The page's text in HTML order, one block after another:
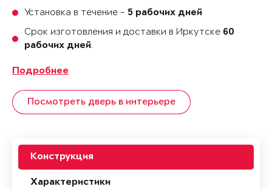
Установка в течение - 5 рабочих дней
Срок изготовления и доставки в Иркутске 60
рабочих дней.
Подробнее
Посмотреть дверь в интерьере
Конструкция
Характеристики